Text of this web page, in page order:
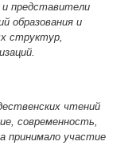
и представители
образования и
структур,
чтений
современность,
принимало участие